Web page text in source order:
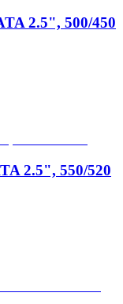
2.5", 500/450
2.5", 550/520